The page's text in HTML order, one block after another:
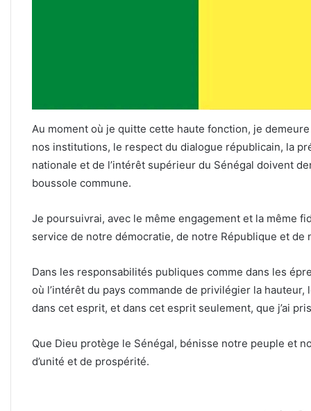
Au moment où je quitte cette haute fonction, je
nos institutions, le respect du dialogue républicain, la
nationale et de l’intérêt supérieur du Sénégal doivent
boussole commune.
Je poursuivrai, avec le même engagement et la même
service de notre démocratie, de notre République et
Dans les responsabilités publiques comme dans les
où l’intérêt du pays commande de privilégier la
dans cet esprit, et dans cet esprit seulement, que j’ai
Que Dieu protège le Sénégal, bénisse notre peuple et
d’unité et de prospérité.